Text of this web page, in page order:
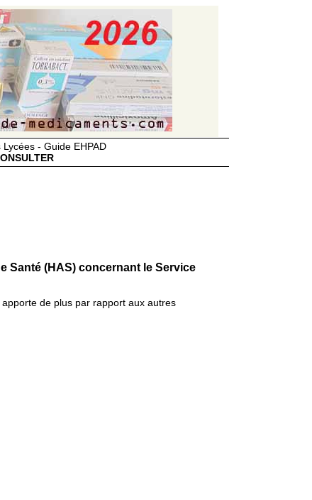
- Guide EHPAD
Santé (HAS) concernant le Service
de plus par rapport aux autres